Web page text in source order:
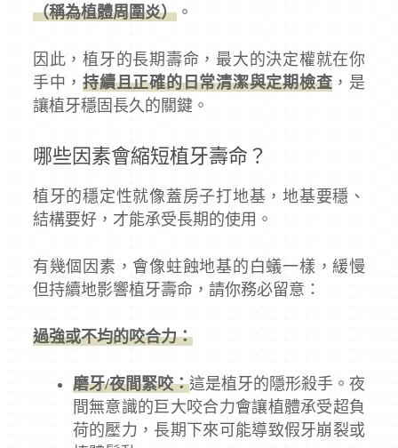
（稱為植體周圍炎）。
因此，植牙的長期壽命，最大的決定權就在你
手中，持續且正確的日常清潔與定期檢查 ，是
讓植牙穩固長久的關鍵。
哪些因素會縮短植牙壽命？
植牙的穩定性就像蓋房子打地基，地基要穩、
結構要好，才能承受長期的使用。
有幾個因素，會像蛀蝕地基的白蟻一樣，緩慢
但持續地影響植牙壽命，請你務必留意：
過強或不均的咬合力：
磨牙/夜間緊咬：這是植牙的隱形殺手。夜
間無意識的巨大咬合力會讓植體承受超負
荷的壓力，長期下來可能導致假牙崩裂或